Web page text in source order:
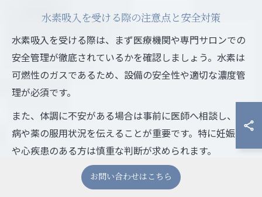
水素吸入を受ける際の注意点と安全対策
水素吸入を受ける際は、まず医療機関や専門サロンでの
安全管理が徹底されているかを確認しましょう。水素は
可燃性のガスであるため、設備の安全性や適切な濃度管
理が必須です。
また、体調に不安がある場合は事前に医師へ相談し、持
病や薬の服用状況を伝えることが重要です。特に妊娠中
や心疾患のある方は慎重な判断が求められます。
さらに、吸入時間や頻度を守り、無理のない範囲で継続
することが安全対策の基本です。愛知県名古屋市や春日
お問い合わせはこちら